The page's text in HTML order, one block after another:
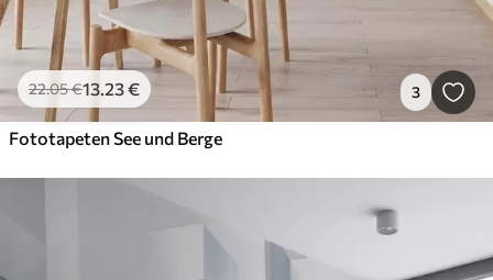
22.05€13.23€ 3
Fototapeten See und Berge